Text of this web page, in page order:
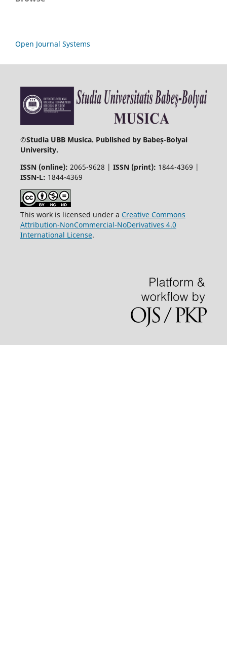
Open Journal Systems
©Studia UBB Musica. Published by Babeș-Bolyai
University.
ISSN (online): 2065-9628 | ISSN (print): 1844-4369 |
ISSN-L: 1844-4369
This work is licensed under a Creative Commons
Attribution-NonCommercial-NoDerivatives 4.0
International License.